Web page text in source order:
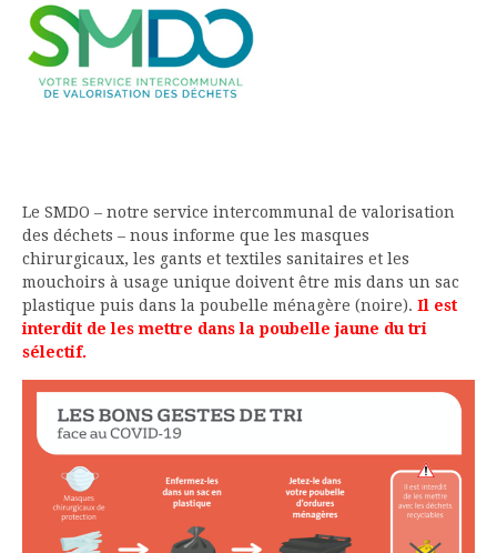
Le SMDO – notre service intercommunal de valorisation
des déchets – nous informe que les masques
chirurgicaux, les gants et textiles sanitaires et les
mouchoirs à usage unique doivent être mis dans un sac
plastique puis dans la poubelle ménagère (noire). Il est
interdit de les mettre dans la poubelle jaune du tri
sélectif.